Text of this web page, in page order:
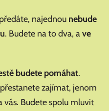
najednou nebude
. Budete na to dva, ave
budete pomáhat.
zajímat, jenom
vás. Budete spolu mluvit